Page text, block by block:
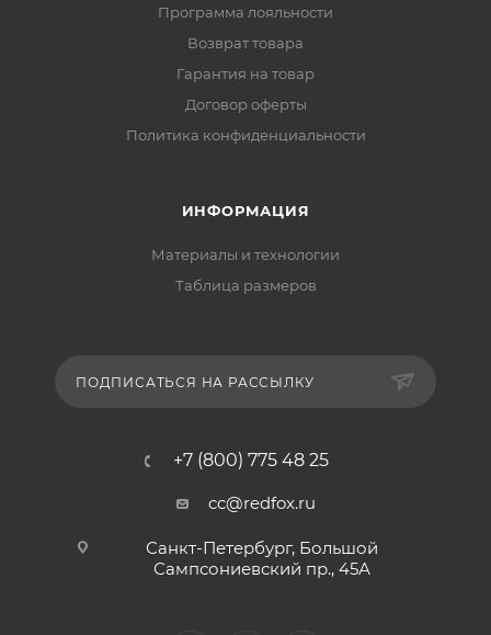
Программа лояльности
Возврат товара
Гарантия на товар
Договор оферты
Политика конфиденциальности
ИНФОРМАЦИЯ
Материалы и технологии
Таблица размеров
ПОДПИСАТЬСЯ НА РАССЫЛКУ
+7 (800) 775 48 25
cc@redfox.ru
Санкт-Петербург, Большой
Сампсониевский пр., 45А